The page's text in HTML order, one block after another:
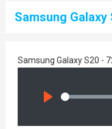
Samsung
Samsung Galaxy S20 -
Seek